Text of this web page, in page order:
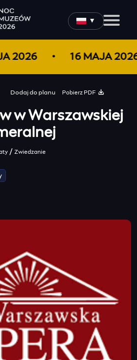
▼
2026 16 MAJA
Dodaj do planu Pobierz PDF
w Warszawskiej
/ Zwiedzanie